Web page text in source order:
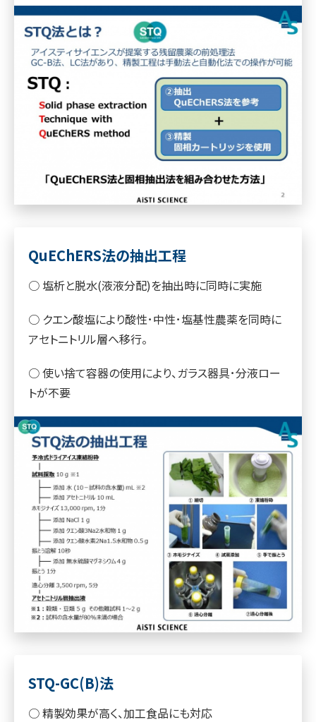
QuEChERS法の抽出工程
○ 塩析と脱水(液液分配)を抽出時に同時に実施
○ クエン酸塩により酸性･中性･塩基性農薬を同時に
アセトニトリル層へ移行。
○ 使い捨て容器の使用により、ガラス器具･分液ロー
トが不要
STQ-GC(B)法
○ 精製効果が高く、加工食品にも対応